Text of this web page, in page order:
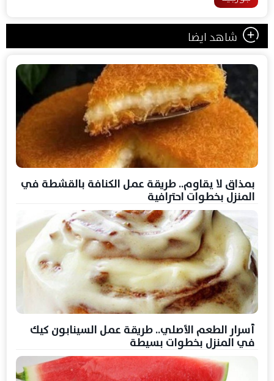
شاهد ايضا
بمذاق لا يقاوم.. طريقة عمل الكنافة بالقشطة في
المنزل بخطوات احترافية
أسرار الطعم الأصلي.. طريقة عمل السينابون كيك
في المنزل بخطوات بسيطة